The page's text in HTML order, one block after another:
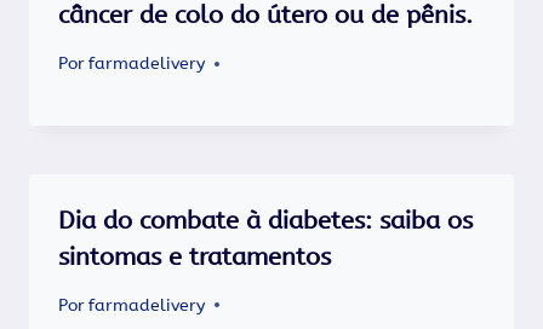
câncer de colo do útero ou de pênis.
Porfarmadelivery
Dia do combate à diabetes: saiba os
sintomas e tratamentos
Porfarmadelivery